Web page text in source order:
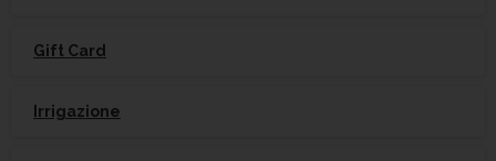
Gift Card
Irrigazione